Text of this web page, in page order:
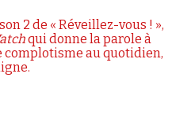
2 de « Réveillez-vous ! »,
qui donne la parole à
complotisme au quotidien,